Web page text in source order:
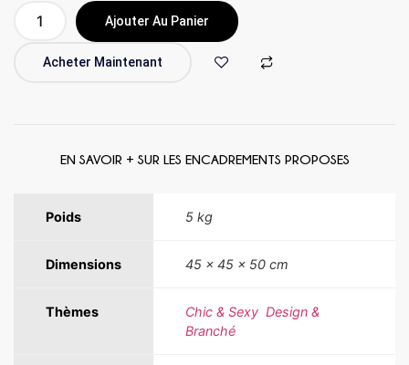
Acheter Maintenant
Ajouter Au Panier
EN SAVOIR + SUR LES ENCADREMENTS PROPOSES
Poids 5 kg
Dimensions 45 × 45 × 50 cm
Thèmes Chic & Sexy Design &
Branché